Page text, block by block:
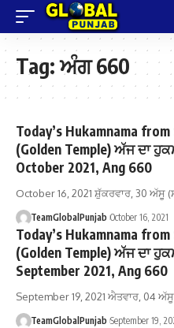
Tag:ਅੰਗ 660
Today’s Hukamnama
(Golden Temple) ਅੱਜ ਦਾ
October 2021, Ang 660
October 16, 2021 ਸ਼ੁੱਕਰਵਾਰ, 30 ਅੱਸੂ
TeamGlobalPunjab October 16, 2021
Today’s Hukamnama
(Golden Temple) ਅੱਜ ਦਾ
September 2021, Ang 660
September 19, 2021 ਐਤਵਾਰ, 04
TeamGlobalPunjab September 19,